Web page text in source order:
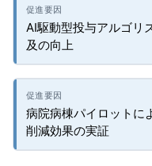
AI駆動型投与アルゴリ
及の向上
病院病棟パイロットに
削減効果の実証